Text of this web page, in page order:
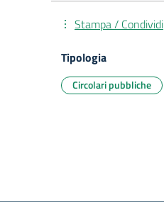
Stampa / Condividi
Tipologia
Circolari pubbliche